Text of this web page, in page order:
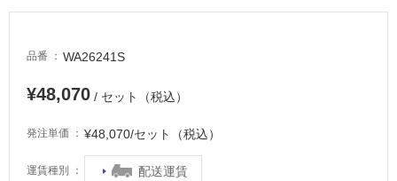
品番 WA26241S
¥48,070 / セット（税込）
発注単価 ¥48,070/セット（税込）
運賃種別 配送運賃